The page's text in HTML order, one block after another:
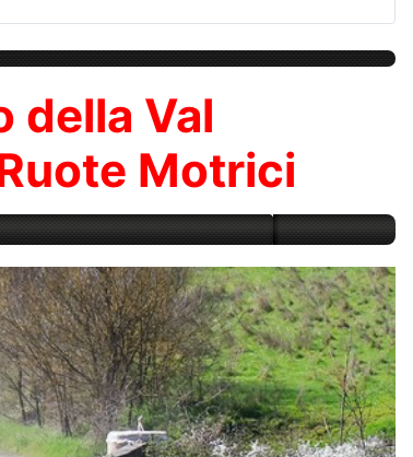
della Val
Motrici